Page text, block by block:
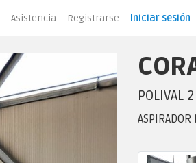
Asistencia Registrarse Iniciar sesión
POLIVAL 2